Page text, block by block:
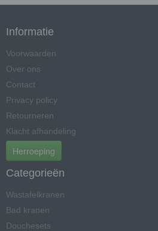
Informatie
Voorwaarden
Over ons
Contact
Privacy policy
Retourneren
Klacht afhandeling
Herroeping
Categorieën
Wastafelkranen
Bad kranen
Douchesets